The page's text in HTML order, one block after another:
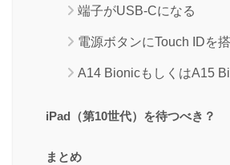
端子がUSB-Cになる
電源ボタンにTouch IDを
A14 BionicもしくはA15
iPad（第10世代）を待つべき？
まとめ